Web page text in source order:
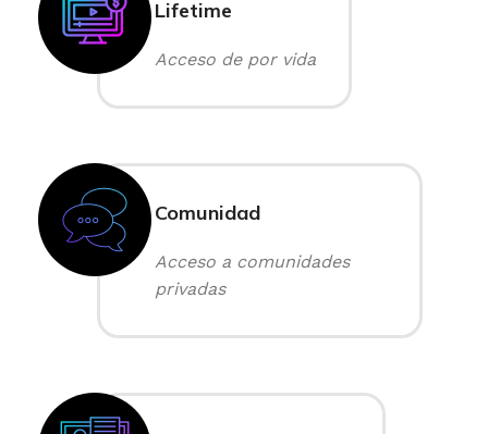
Lifetime
Acceso de por vida
Comunidad
Acceso a comunidades
privadas